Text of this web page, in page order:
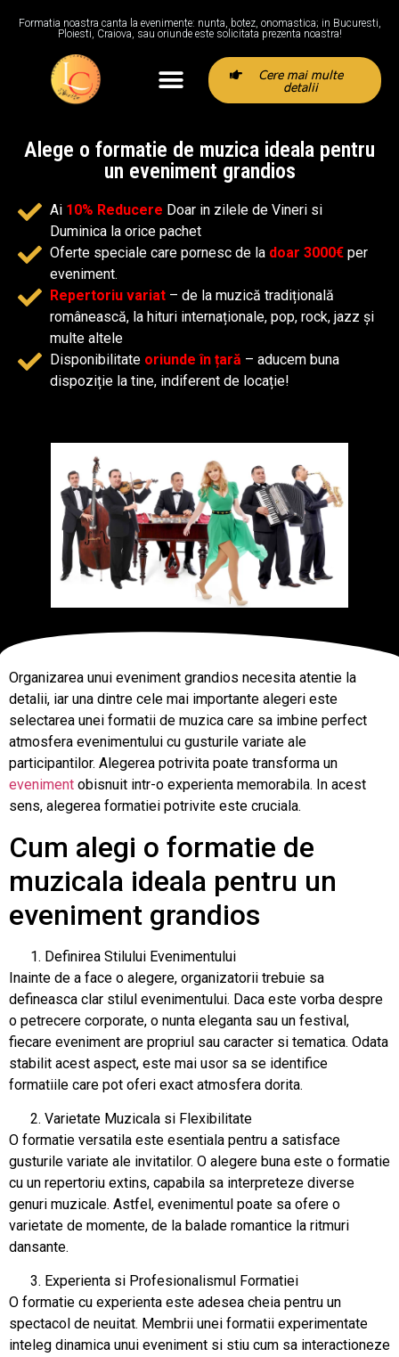
Formatia noastra canta la evenimente: nunta, botez, onomastica; in Bucuresti,
Ploiesti, Craiova, sau oriunde este solicitata prezenta noastra!
Cere mai multe
detalii
Alege o formatie de muzica ideala pentru
un eveniment grandios
Ai 10% Reducere Doar in zilele de Vineri si
Duminica la orice pachet
Oferte speciale care pornesc de la doar 3000€per
eveniment.
Repertoriu variat – de la muzică tradițională
românească, la hituri internaționale, pop, rock, jazz și
multe altele
Disponibilitateoriunde în țară – aducem buna
dispoziție la tine, indiferent de locație!
Organizarea unui eveniment grandios necesita atentie la
detalii, iar una dintre cele mai importante alegeri este
selectarea unei formatii de muzica care sa imbine perfect
atmosfera evenimentului cu gusturile variate ale
participantilor. Alegerea potrivita poate transforma un
eveniment obisnuit intr-o experienta memorabila. In acest
sens, alegerea formatiei potrivite este cruciala.
Cum alegi o formatie de
muzicala ideala pentru un
eveniment grandios
Definirea Stilului Evenimentului
Inainte de a face o alegere, organizatorii trebuie sa
defineasca clar stilul evenimentului. Daca este vorba despre
o petrecere corporate, o nunta eleganta sau un festival,
fiecare eveniment are propriul sau caracter si tematica. Odata
stabilit acest aspect, este mai usor sa se identifice
formatiile care pot oferi exact atmosfera dorita.
Varietate Muzicala si Flexibilitate
O formatie versatila este esentiala pentru a satisface
gusturile variate ale invitatilor. O alegere buna este o formatie
cu un repertoriu extins, capabila sa interpreteze diverse
genuri muzicale. Astfel, evenimentul poate sa ofere o
varietate de momente, de la balade romantice la ritmuri
dansante.
Experienta si Profesionalismul Formatiei
O formatie cu experienta este adesea cheia pentru un
spectacol de neuitat. Membrii unei formatii experimentate
inteleg dinamica unui eveniment si stiu cum sa interactioneze